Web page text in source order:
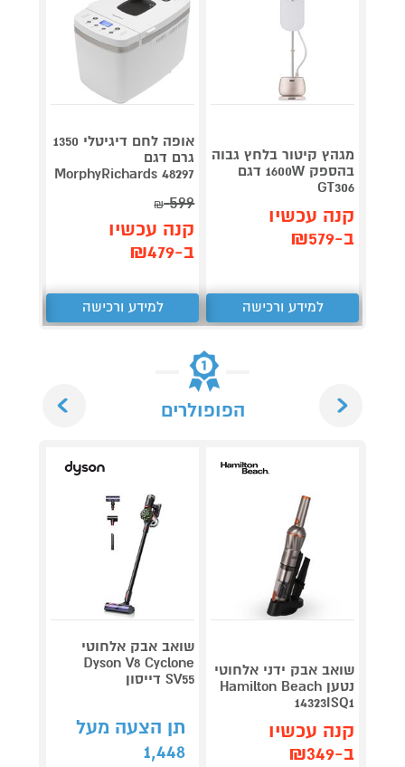
מגהץ קיטור בלחץ גבוה
בהספק 1600W דגם
GT306
קנה עכשיו
ב-₪579
למידע ורכישה
אופה לחם דיגיטלי 1350
גרם דגם
MorphyRichards 48297
599
₪
קנה עכשיו
ב-₪479
למידע ורכישה
הפופולרים
שואב אבק ידני אלחוטי
נטען Hamilton Beach
14323ISQ1
קנה עכשיו
ב-₪349
שואב אבק אלחוטי
Dyson V8 Cyclone
SV55 דייסון
תן הצעה מעל
1,448